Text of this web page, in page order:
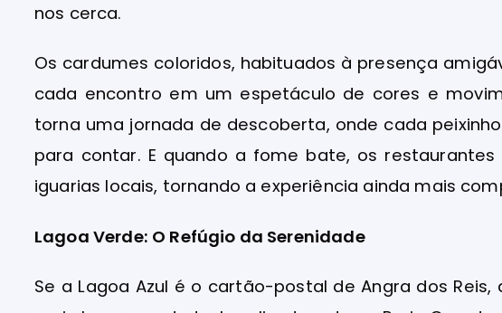
nos cerca.
Os cardumes coloridos, habituados à presença
cada encontro em um espetáculo de cores e
torna uma jornada de descoberta, onde cada
para contar. E quando a fome bate, os
iguarias locais, tornando a experiência ainda mais
Lagoa Verde: O Refúgio da Serenidade
Se a Lagoa Azul é o cartão-postal de Angra dos